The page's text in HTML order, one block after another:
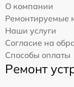
О компании
Ремонтируемые
Наши услуги
Согласие на
Способы оплаты
Ремонт